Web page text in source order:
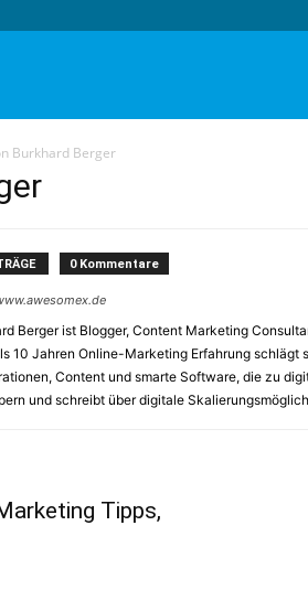
Burkhard Berger
0 Kommentare
Berger ist Blogger, Content Marketing
10 Jahren Online-Marketing Erfahrung schlägt
Content und smarte Software, die zu
und schreibt über digitale
Tipps,